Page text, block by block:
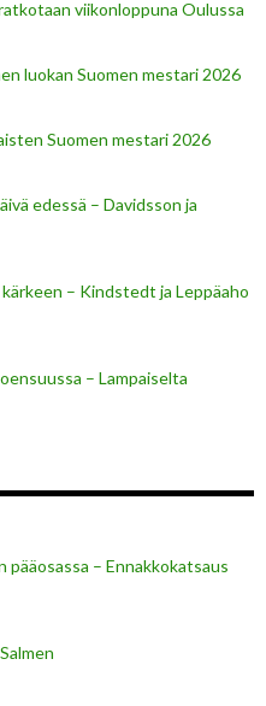
viikonloppuna Oulussa
luokan Suomen mestari 2026
Suomen mestari 2026
edessä – Davidsson ja
– Kindstedt ja Leppäaho
– Lampaiselta
– Ennakkokatsaus